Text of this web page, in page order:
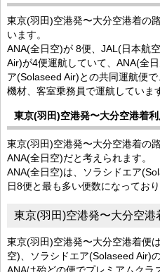
東京(羽田)空港発〜大分空港着の
います。
ANA(全日空)が 8便、JAL(日本航
Air)が4便運航していて、ANA(全
ア(Solaseed Air)との共同運航便
機材、客室乗務員で運航していま
東京(羽田)空港発〜大分空港着
東京(羽田)空港発〜大分空港着の
ANA(全日空)だと考えられます。
ANA(全日空)は、ソラシドエア
日8便と最も多い便数になってお
東京(羽田)空港発〜大分空
東京(羽田)空港発〜大分空港着便
空)、ソラシドエア(Solaseed Air)
ANAは殆どの便でプレミアムク